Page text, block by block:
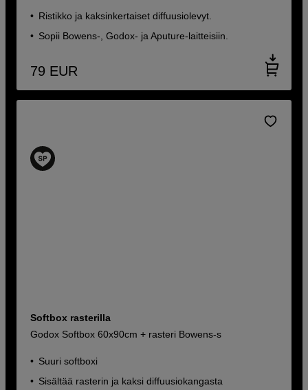
Ristikko ja kaksinkertaiset diffuusiolevyt.
Sopii Bowens-, Godox- ja Aputure-laitteisiin.
79 EUR
Softbox rasterilla
Godox Softbox 60x90cm + rasteri Bowens-s
Suuri softboxi
Sisältää rasterin ja kaksi diffuusiokangasta